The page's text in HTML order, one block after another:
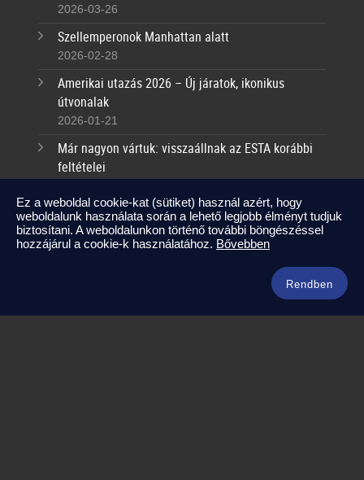
2026-03-26
Szellemperonok Manhattan alatt
2026-02-28
Amerikai utazás 2026 – Új járatok, ikonikus
útvonalak
2026-01-21
Már nagyon vártuk: visszaállnak az ESTA korábbi
feltételei
Kapcsolat
Ez a weboldal cookie-kat (sütiket) használ azért, hogy
weboldalunk használata során a lehető legjobb élményt tudjuk
biztosítani. A weboldalunkon történő további böngészéssel
hozzájárul a cookie-k használatához. Bővebben
Rendben